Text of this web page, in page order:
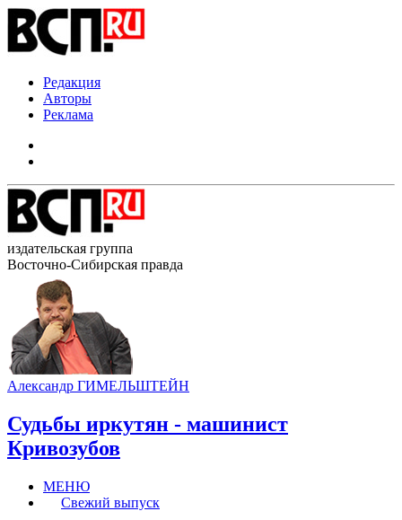
Редакция
Авторы
Реклама
издательская группа
Восточно-Сибирская правда
Александр ГИМЕЛЬШТЕЙН
Судьбы иркутян - машинист
Кривозубов
МЕНЮ
Свежий выпуск